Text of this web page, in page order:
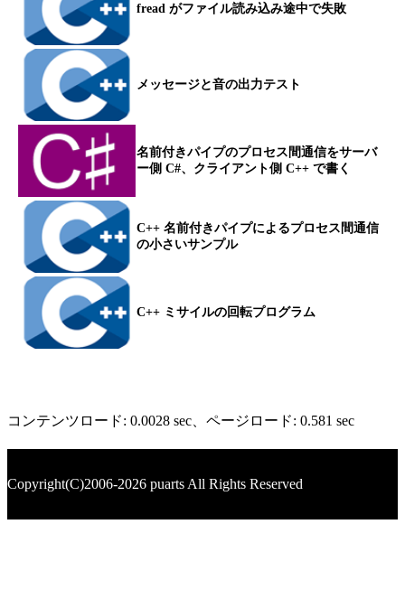
fread がファイル読み込み途中で失敗
メッセージと音の出力テスト
名前付きパイプのプロセス間通信をサーバ
ー側 C#、クライアント側 C++ で書く
C++ 名前付きパイプによるプロセス間通信
の小さいサンプル
C++ ミサイルの回転プログラム
コンテンツロード: 0.0028 sec 、ページロード: 0.581 sec
Copyright(C)2006-2026 puarts All Rights Reserved